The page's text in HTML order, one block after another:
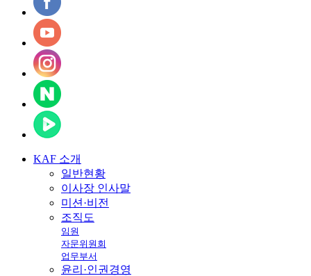
KAF 소개
일반현황
이사장 인사말
미션·비전
조직도
임원
자문위원회
업무부서
윤리·인권경영